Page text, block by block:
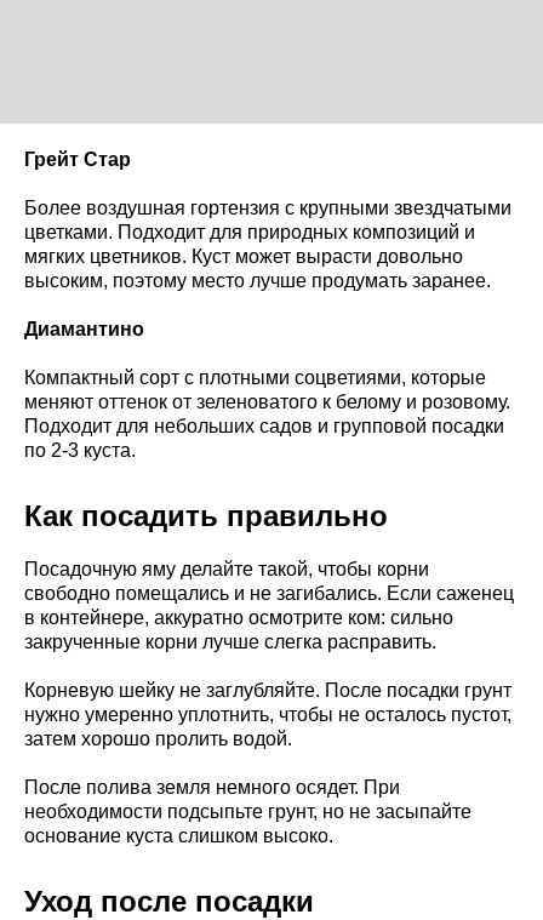
Грейт Стар
Более воздушная гортензия с крупными звездчатыми
цветками. Подходит для природных композиций и
мягких цветников. Куст может вырасти довольно
высоким, поэтому место лучше продумать заранее.
Диамантино
Компактный сорт с плотными соцветиями, которые
меняют оттенок от зеленоватого к белому и розовому.
Подходит для небольших садов и групповой посадки
по 2-3 куста.
Как посадить правильно
Посадочную яму делайте такой, чтобы корни
свободно помещались и не загибались. Если саженец
в контейнере, аккуратно осмотрите ком: сильно
закрученные корни лучше слегка расправить.
Корневую шейку не заглубляйте. После посадки грунт
нужно умеренно уплотнить, чтобы не осталось пустот,
затем хорошо пролить водой.
После полива земля немного осядет. При
необходимости подсыпьте грунт, но не засыпайте
основание куста слишком высоко.
Уход после посадки